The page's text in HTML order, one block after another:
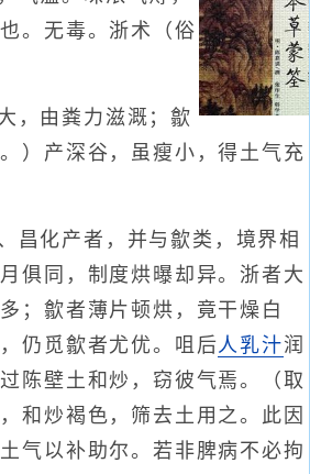
。无毒。浙术（俗
，由粪力滋溉；歙
）产深谷，虽瘦小，得土气充
昌化产者，并与歙类，境界相
俱同，制度烘曝却异。浙者大
；歙者薄片顿烘，竟干燥白
仍觅歙者尤优。咀后人乳汁润
陈壁土和炒，窃彼气焉。（取
和炒褐色，筛去土用之。此因
气以补助尔。若非脾病不必拘